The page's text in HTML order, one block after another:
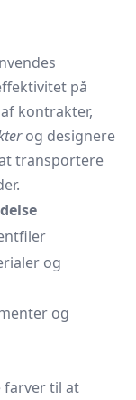
på
kontrakter,
og designere
transportere
og
og
farver til at